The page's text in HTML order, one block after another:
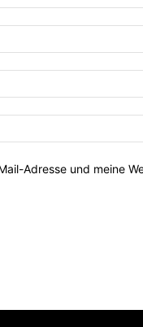
Adresse und meine